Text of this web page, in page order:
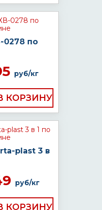
0278 по
руб/кг
plast 3 в
руб/кг